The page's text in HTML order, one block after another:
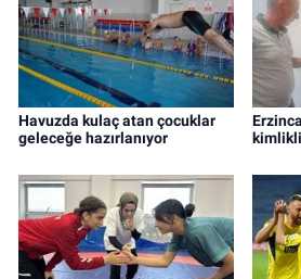
Havuzda kulaç atan çocuklar
geleceğe hazırlanıyor